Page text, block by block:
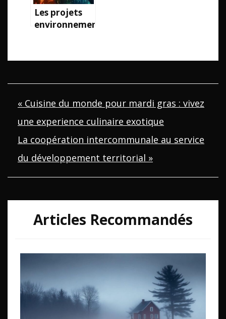
Les projets
environnementaux
difference en
Navigation
de
l’article
« Cuisine du monde pour mardi gras : vivez
une experience culinaire exotique
La coopération intercommunale au service
du développement territorial »
Articles Recommandés